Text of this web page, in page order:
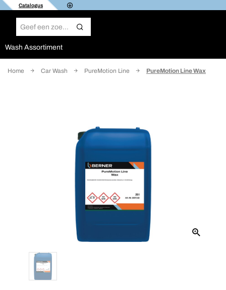
Catalogus
Wash Assortiment
Home Car Wash PureMotion Line PureMotion Line Wax